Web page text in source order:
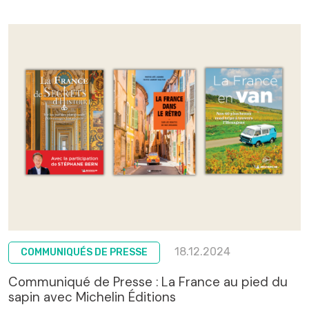
COMMUNIQUÉS DE PRESSE 18.12.2024
Communiqué de Presse : La France au pied du
sapin avec Michelin Éditions